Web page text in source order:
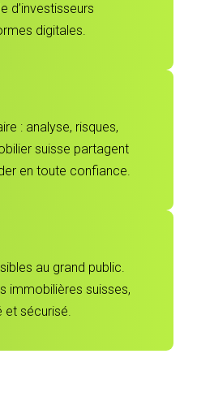
d’investisseurs
digitales.
: analyse, risques,
suisse partagent
en toute confiance.
au grand public.
immobilières suisses,
et sécurisé.